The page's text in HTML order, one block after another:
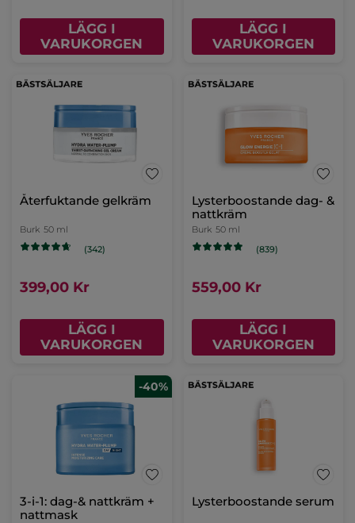
LÄGG I
VARUKORGEN
LÄGG I
VARUKORGEN
Återfuktande gelkräm
Burk 50 ml
(342)
399,00 Kr
LÄGG I
VARUKORGEN
Lysterboostande dag- &
nattkräm
Burk 50 ml
(839)
559,00 Kr
LÄGG I
VARUKORGEN
-40%
3-i-1: dag-& nattkräm +
nattmask
Lysterboostande serum